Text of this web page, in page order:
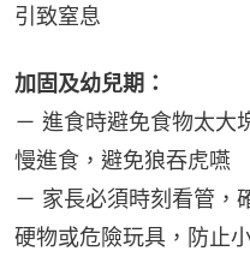
引致窒息
加固及幼兒期：
－ 進食時避免食物太大
慢進食，避免狼吞虎嚥
－ 家長必須時刻看管，
硬物或危險玩具，防止